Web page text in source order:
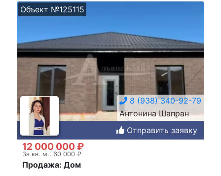
Объект №125115
8 (938) 340-92-79
Антонина Шапран
Отправить заявку
12 000 000 ₽
За кв. м.: 60 000 ₽
Продажа: Дом